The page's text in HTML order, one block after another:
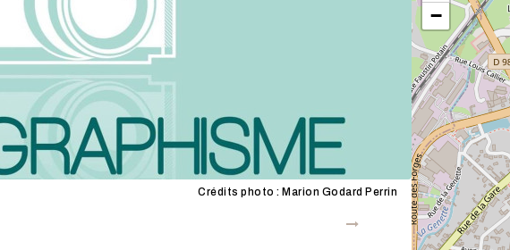
Crédits photo : Marion Godard Perrin
−